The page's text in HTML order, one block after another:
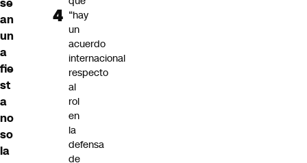
an
un
a
fie
st
a
no
so
la
“hay
un
acuerdo
internacional
respecto
al
rol
en
la
defensa
de